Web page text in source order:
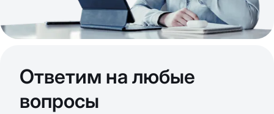
Ответим на любые
вопросы